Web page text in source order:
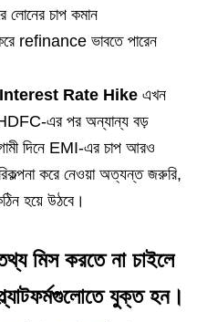
চাপ কমান
refinance ভাবতে পারেন
Rate Hike এখন
HDFC-এর পর অন্যান্য বড়
দিনে EMI-এর চাপ আরও
করে নেওয়া অত্যন্ত জরুরি,
হয়ে উঠবে।
মিস করতে না চাইলে
যুক্ত হন।